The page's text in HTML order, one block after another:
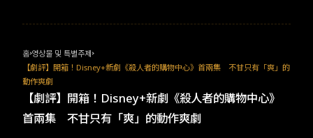
家叫做「El Baúl del Monje」的小古董店裡發生的靈異事件，在追
查真相的過程中，她們除了要面對各種令人毛骨悚然的超自然現
象，還要克服各自的恐懼和心魔。
홈 영상물 및 특별주제
【劇評】開箱！Disney+新劇《殺人者的購物中心》首兩集 不甘只有「爽」的
動作爽劇
【劇評】開箱！Disney+新劇《殺人者的購物中心》
首兩集 不甘只有「爽」的動作爽劇